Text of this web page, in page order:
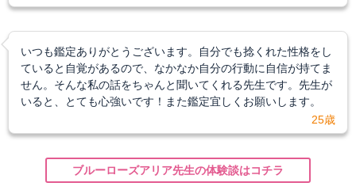
いつも鑑定ありがとうございます。自分でも捻くれた性格をし
ていると自覚があるので、なかなか自分の行動に自信が持てま
せん。そんな私の話をちゃんと聞いてくれる先生です。先生が
いると、とても心強いです！また鑑定宜しくお願いします。
25歳
ブルーローズアリア先生の体験談はコチラ